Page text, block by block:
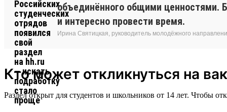
объединённого общими ценностями.
и интересно провести время.
Ирина Святицкая, руководитель молодёжного
Кто может откликнуться на
Раздел открыт для студентов и школьников от 14 лет. Чтобы